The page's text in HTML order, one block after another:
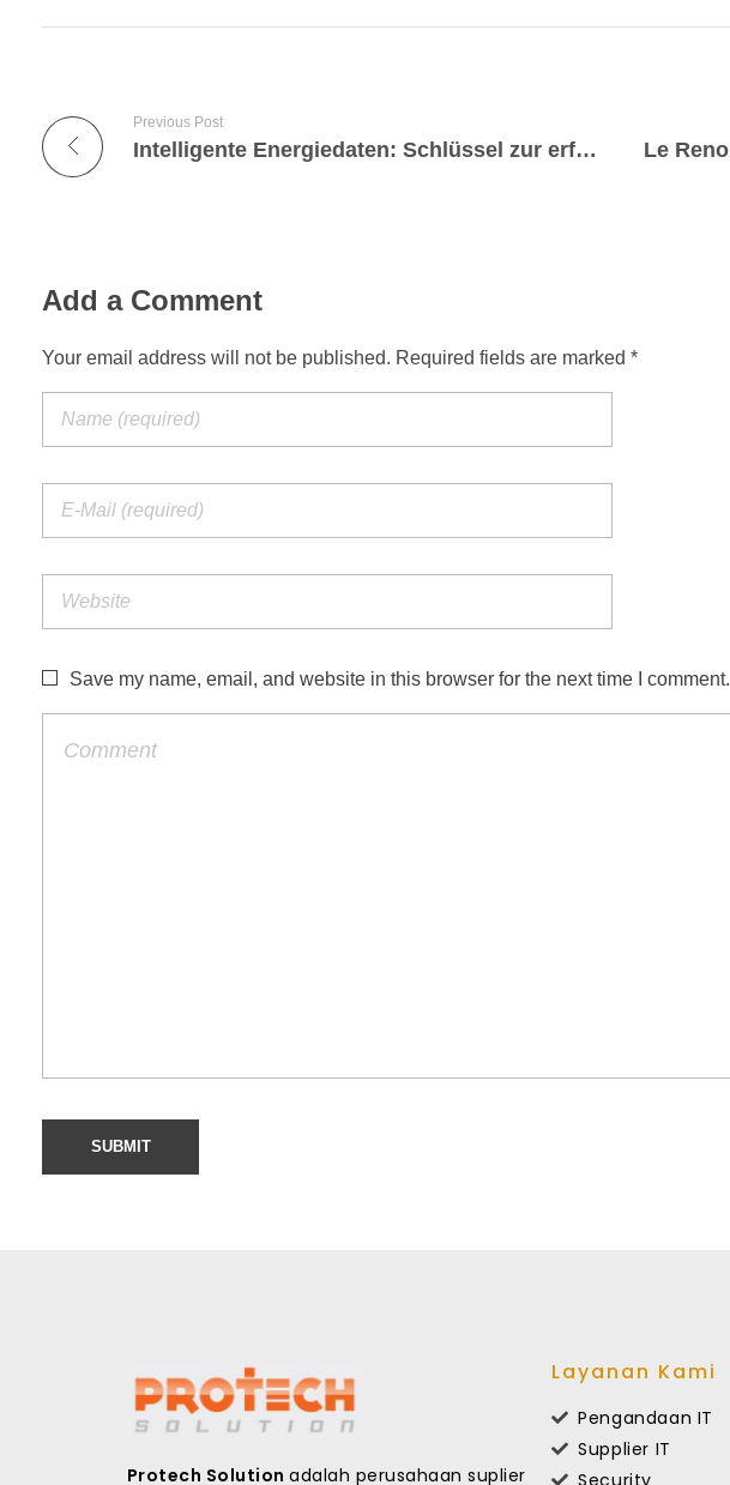
Previous Post
Intelligente Energiedaten: Schlüssel zur erfolgreichen Energiewende
Add a Comment
Your email address will not be published. Required fields are marked *
Save my name, email, and website in this browser for the next time I comment.
Protech Solution adalah perusahaan suplier
Layanan Kami
Pengandaan IT
Supplier IT
Security